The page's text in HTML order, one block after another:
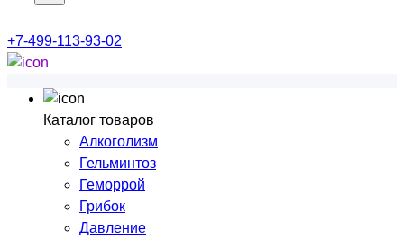
+7-499-113-93-02
Каталог товаров
Алкоголизм
Гельминтоз
Геморрой
Грибок
Давление